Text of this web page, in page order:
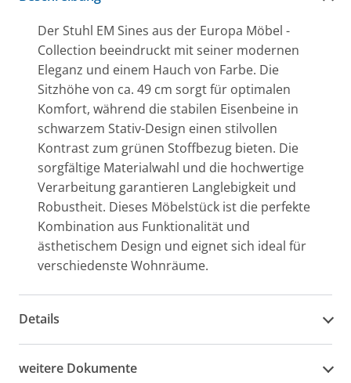
Der Stuhl EM Sines aus der Europa Möbel -
Collection beeindruckt mit seiner modernen
Eleganz und einem Hauch von Farbe. Die
Sitzhöhe von ca. 49 cm sorgt für optimalen
Komfort, während die stabilen Eisenbeine in
schwarzem Stativ-Design einen stilvollen
Kontrast zum grünen Stoffbezug bieten. Die
sorgfältige Materialwahl und die hochwertige
Verarbeitung garantieren Langlebigkeit und
Robustheit. Dieses Möbelstück ist die perfekte
Kombination aus Funktionalität und
ästhetischem Design und eignet sich ideal für
verschiedenste Wohnräume.
Details
weitere Dokumente